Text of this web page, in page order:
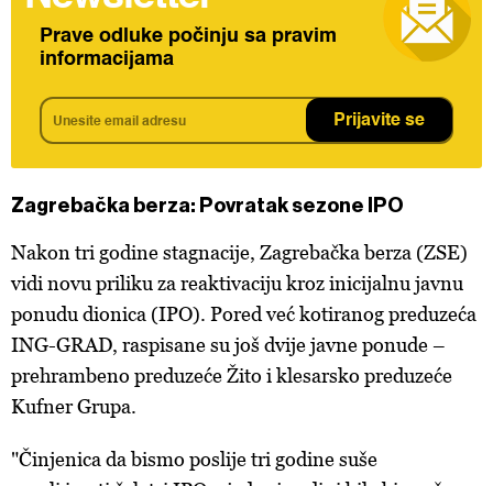
Prave odluke počinju sa pravim
informacijama
Prijavite se
Zagrebačka berza: Povratak sezone IPO
Nakon tri godine stagnacije, Zagrebačka berza (ZSE)
vidi novu priliku za reaktivaciju kroz inicijalnu javnu
ponudu dionica (IPO). Pored već kotiranog preduzeća
ING-GRAD, raspisane su još dvije javne ponude –
prehrambeno preduzeće Žito i klesarsko preduzeće
Kufner Grupa.
"Činjenica da bismo poslije tri godine suše